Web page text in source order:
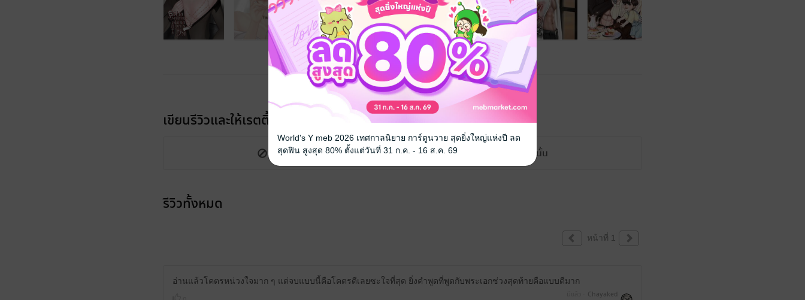
เขียนรีวิวและให้เรตติ้ง
หนังสือเล่มนี้เปิดให้แสดงความคิดเห็นได้เฉพาะผู้ที่มีหนังสือฉบับเต็มเท่านั้น
รีวิวทั้งหมด
หน้าที่ 1
อ่านแล้วโคตรหน่วงใจมาก ๆ แต่จบแบบนี้คือโคตรดีเลยซะใจที่สุด ยิ่งคำพูดที่พูดกับพระเอกช่วงสุดท้ายคือแบบดีมาก
Chayaked
World's Y meb 2026 เทศกาลนิยาย การ์ตูนวาย สุดยิ่งใหญ่แห่งปี ลด
สุดฟิน สูงสุด 80% ตั้งแต่วันที่ 31 ก.ค. - 16 ส.ค. 69